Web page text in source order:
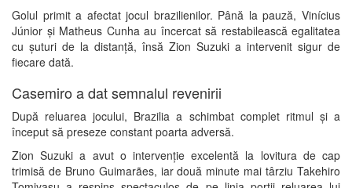
Golul primit a afectat jocul brazilienilor. Până la pauză, Vinícius
Júnior și Matheus Cunha au încercat să restabilească egalitatea
cu șuturi de la distanță, însă Zion Suzuki a intervenit sigur de
fiecare dată.
Casemiro a dat semnalul revenirii
După reluarea jocului, Brazilia a schimbat complet ritmul și a
început să preseze constant poarta adversă.
Zion Suzuki a avut o intervenție excelentă la lovitura de cap
trimisă de Bruno Guimarães, iar două minute mai târziu Takehiro